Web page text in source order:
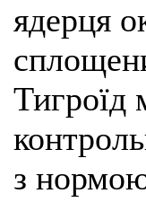
ядерця
Тигроїд
з